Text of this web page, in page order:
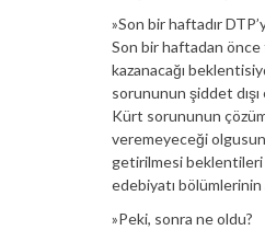
»Son bir haftadır
Son bir haftadan önce
kazanacağı
sorununun şiddet dışı
Kürt sorununun
veremeyeceği
getirilmesi beklentileri
edebiyatı bölümlerinin
»Peki, sonra ne oldu?